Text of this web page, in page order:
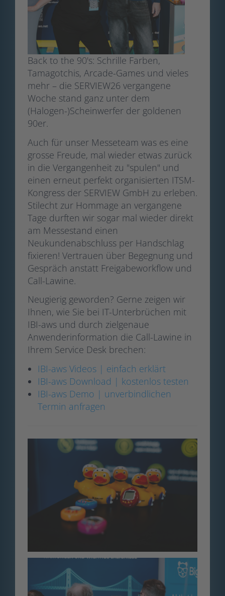
Back to the 90's: Schrille Farben,
Tamagotchis, Arcade-Games und vieles
mehr – die SERVIEW26 vergangene
Woche stand ganz unter dem
(Halogen-)Scheinwerfer der goldenen
90er.
Auch für unser Messeteam was es eine
grosse Freude, mal wieder etwas zurück
in die Vergangenheit zu "spulen" und
einen erneut perfekt organisierten ITSM-
Kongress der SERVIEW GmbH zu erleben.
Stilecht zur Hommage an vergangene
Tage durften wir sogar mal wieder direkt
am Messestand einen
Neukundenabschluss per Handschlag
fixieren! Vertrauen über Begegnung und
Gespräch anstatt Freigabeworkflow und
Call-Lawine.
Neugierig geworden? Gerne zeigen wir
Ihnen, wie Sie bei IT-Unterbrüchen mit
IBI-aws und durch zielgenaue
Anwenderinformation die Call-Lawine in
Ihrem Service Desk brechen:
IBI-aws Videos | einfach erklärt
IBI-aws Download | kostenlos testen
IBI-aws Demo | unverbindlichen
Termin anfragen